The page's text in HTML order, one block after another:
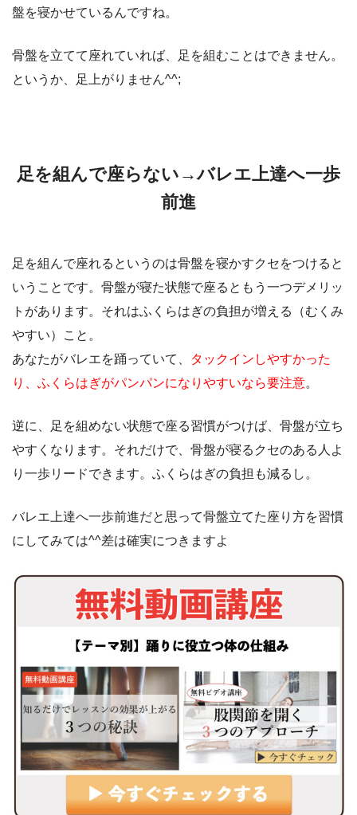
盤を寝かせているんですね。
骨盤を立てて座れていれば、足を組むことはできません。
というか、足上がりません^^;
足を組んで座らない→バレエ上達へ一歩
前進
足を組んで座れるというのは骨盤を寝かすクセをつけると
いうことです。骨盤が寝た状態で座るともう一つデメリッ
トがあります。それはふくらはぎの負担が増える（むくみ
やすい）こと。
あなたがバレエを踊っていて、
タックインしやすかった
り、ふくらはぎがパンパンになりやすいなら要注意。
逆に、足を組めない状態で座る習慣がつけば、骨盤が立ち
やすくなります。それだけで、骨盤が寝るクセのある人よ
り一歩リードできます。ふくらはぎの負担も減るし。
バレエ上達へ一歩前進だと思って骨盤立てた座り方を習慣
にしてみては^^差は確実につきますよ